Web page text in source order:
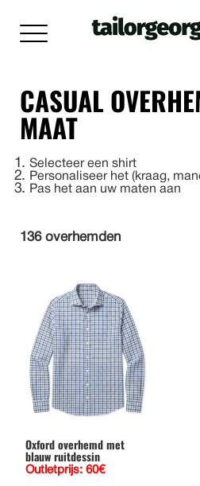
CASUAL
MAAT
1 Selecteer een shirt
2 Personaliseer het (kraag,
3 Pas het aan uw maten aan
136 overhemden
Oxford overhemd met
blauw ruitdessin
Outletprijs: 60€